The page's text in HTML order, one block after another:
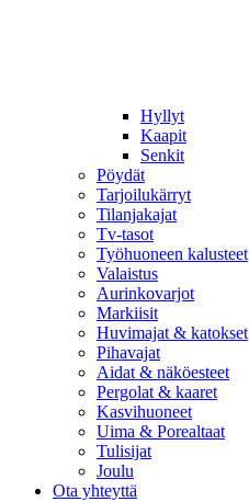
Hyllyt
Kaapit
Senkit
Pöydät
Tarjoilukärryt
Tilanjakajat
Tv-tasot
Työhuoneen kalusteet
Valaistus
Aurinkovarjot
Markiisit
Huvimajat & katokset
Pihavajat
Aidat & näköesteet
Pergolat & kaaret
Kasvihuoneet
Uima & Porealtaat
Tulisijat
Joulu
Ota yhteyttä